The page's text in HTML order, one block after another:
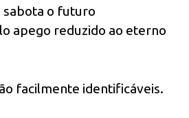
sabota o futuro
apego reduzido ao eterno
facilmente identificáveis.